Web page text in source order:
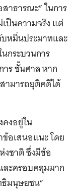
าธารณะ” ในการ
ป็นความจริง แต่
บหมิ่นประมาทและ
กระบวนการ
ร ชั้นศาล หาก
ามารถยุติคดีได้
งอยู่ใน
อเสนอแนะ โดย
ชาติ ซึ่งมีข้อ
ละครอบคลุมมาก
มนุษยชน”